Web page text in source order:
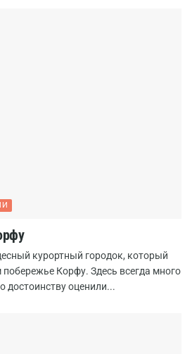
курортный городок, который
побережье Корфу. Здесь всегда много
оценили...